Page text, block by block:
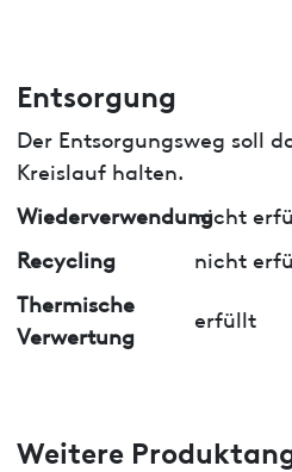
Entsorgung
Der Entsorgungsweg soll
Kreislauf halten.
Wiederverwendungnicht
Recycling
nicht
Thermische
Verwertung
erfüllt
Weitere